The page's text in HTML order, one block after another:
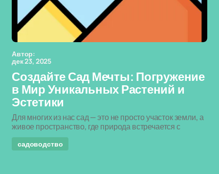
Автор:
дек 23, 2025
Создайте Сад Мечты: Погружение
в Мир Уникальных Растений и
Эстетики
Для многих из нас сад — это не просто участок земли, а
живое пространство, где природа встречается с
садоводство